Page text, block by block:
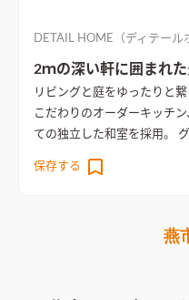
DETAIL HOME（ディテール
2ｍの深い軒に囲まれ
リビングと庭をゆったりと繋
こだわりのオーダーキッチ
ての独立した和室を採用。 グレーを基調とした落ち着きある内
いが完成しました。
素材と色味にこ
保存する
燕